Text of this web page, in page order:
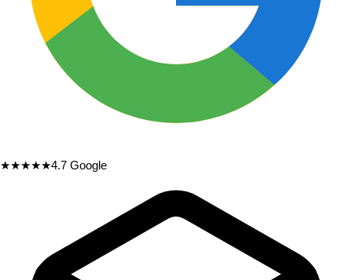
★★★★★4.7 Google